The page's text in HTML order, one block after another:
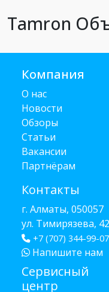
Tamron
Компания
О нас
Новости
Обзоры
Статьи
Вакансии
Партнёрам
Контакты
г. Алматы, 050057
ул. Тимирязева,
+7 (707) 344-99-07
Напишите нам
Сервисный
центр